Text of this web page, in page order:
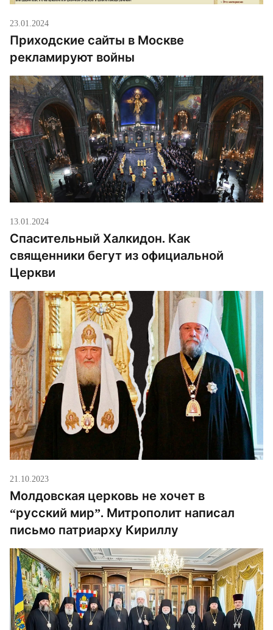
23.01.2024
Приходские сайты в Москве
рекламируют войны
13.01.2024
Спасительный Халкидон. Как
священники бегут из официальной
Церкви
21.10.2023
Молдовская церковь не хочет в
“русский мир”. Митрополит написал
письмо патриарху Кириллу